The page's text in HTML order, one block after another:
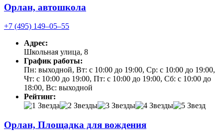
Орлан, автошкола
+7 (495) 149‒05‒55
Адрес:
Школьная улица, 8
График работы:
Пн: выходной, Вт: с 10:00 до 19:00, Ср: с 10:00 до 19:00,
Чт: с 10:00 до 19:00, Пт: с 10:00 до 19:00, Сб: с 10:00 до
18:00, Вс: выходной
Рейтинг:
Орлан, Площадка для вождения